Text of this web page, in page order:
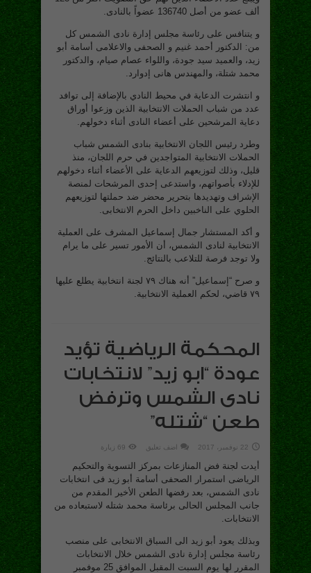
ألف عضو من أصل 136740 عضواً بالنادى.
و يتنافس على رئاسة مجلس إدارة نادى الشمس كل
من: الدكتور أحمد غنيم و الصحفى والاعلامى أسامة أبو
زيد، والعميد سيد جودة، واللواء عصام صيام، والدكتور
محمد شتلة، والمهندس هانى إدوارد.
و انتشرت الدعاية في محيط النادي بالإضافة إلى توافد
عدد من شباب الحملات الانتخابية الذين وزعوا أوراق
دعاية المرشحين على أعضاء النادى أثناء دخولهم.
وطرد رئيس اللجان الانتخابية بنادى الشمس شباب
الحملات الانتخابية المتواجدين في حرم اللجان، منذ
قليل، وذلك لتوزيعهم الدعاية على الأعضاء أثناء دخولهم
للإدلاء بأصواتهم، واستدعى إحدى المرشحات لمنصة
الإشراف وتهديدها بتحرير محضر ضد حملتها لتوزيعهم
الحلوي على الناخبين داخل الحرم الانتخابى.
و أكد المستشار جمال إسماعيل المشرف على العملية
الانتخابية لنادى الشمس، أن الأمور تسير على ما يرام
ولا توجد فرصة للتلاعب بالنتائج.
و صرح “إسماعيل” أنه هناك ٧٩ لجنة انتخابية يطلع عليها
٧٩ قاضي، لحكم العملية الانتخابية.
المحكمة الرياضية تؤيد
عودة “ابو زيد” لانتخابات
نادى الشمس وترفض
طعن “شتله”
22 نوفمبر، 2017 اضف تعليق 69 زيارة
أيدت لجنة فض المنازعات بمركز التسوية والتحكيم
الرياضى استمرار الصحفى أسامة أبو زيد فى انتخابات
نادى الشمس، بعد رفضها الطعن الأخير المقدم من
جانب المجلس الحالى برئاسة محمد شتله لاستبعاده من
الانتخابات.
وبذلك يعود أبو زيد الى السباق الانتخابى على منصب
رئاسة مجلس إدارة نادى الشمس خلال الانتخابات
المقرر لها يوم السبت المقبل الموافق 25 موفمبر